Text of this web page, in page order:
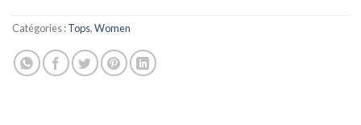
Catégories :Tops,Women